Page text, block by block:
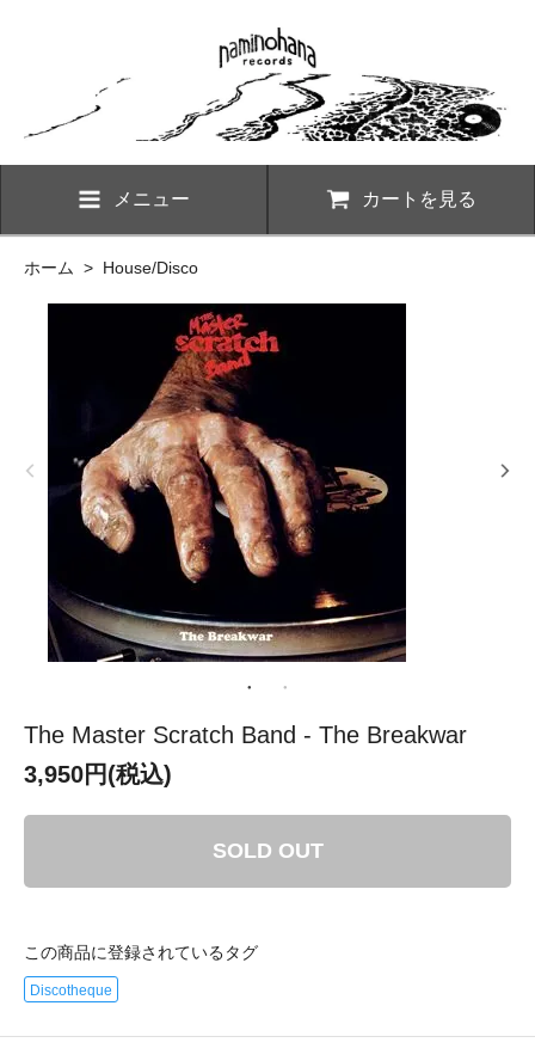
メニュー カートを見る
ホーム > House/Disco
The Master Scratch Band - The Breakwar
3,950円(税込)
SOLD OUT
この商品に登録されているタグ
Discotheque